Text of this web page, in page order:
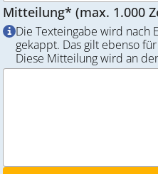
Die Texteingabe wird nach
gekappt. Das gilt ebenso
Diese Mitteilung wird an
Mitteilung* (max. 1.000